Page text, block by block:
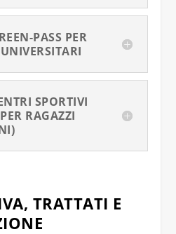
PASS PER
SPORTIVI
RAGAZZI
TRATTATI E